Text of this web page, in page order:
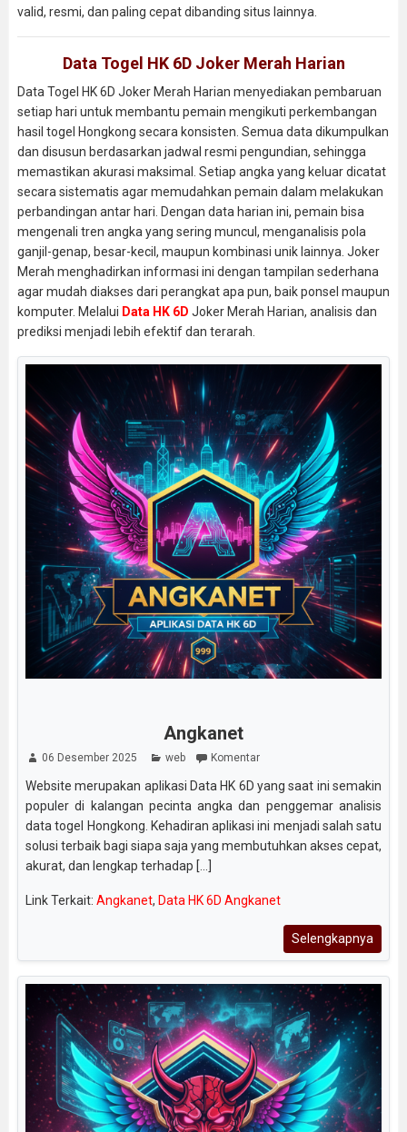
valid, resmi, dan paling cepat dibanding situs lainnya.
Data Togel HK 6D Joker Merah Harian
Data Togel HK 6D Joker Merah Harian menyediakan pembaruan
setiap hari untuk membantu pemain mengikuti perkembangan
hasil togel Hongkong secara konsisten. Semua data dikumpulkan
dan disusun berdasarkan jadwal resmi pengundian, sehingga
memastikan akurasi maksimal. Setiap angka yang keluar dicatat
secara sistematis agar memudahkan pemain dalam melakukan
perbandingan antar hari. Dengan data harian ini, pemain bisa
mengenali tren angka yang sering muncul, menganalisis pola
ganjil-genap, besar-kecil, maupun kombinasi unik lainnya. Joker
Merah menghadirkan informasi ini dengan tampilan sederhana
agar mudah diakses dari perangkat apa pun, baik ponsel maupun
komputer. Melalui Data HK 6D Joker Merah Harian, analisis dan
prediksi menjadi lebih efektif dan terarah.
Angkanet
06 Desember 2025 web Komentar
Website merupakan aplikasi Data HK 6D yang saat ini semakin
populer di kalangan pecinta angka dan penggemar analisis
data togel Hongkong. Kehadiran aplikasi ini menjadi salah satu
solusi terbaik bagi siapa saja yang membutuhkan akses cepat,
akurat, dan lengkap terhadap [...]
Link Terkait: Angkanet, Data HK 6D Angkanet
Selengkapnya